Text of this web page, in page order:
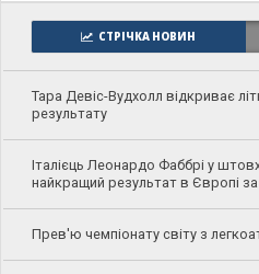
СТРІЧКА НОВИН
Тара Девіс-Вудхолл відкриває
результату
Італієць Леонардо Фаббрі у
найкращий результат в Європі за
Прев'ю чемпіонату світу з